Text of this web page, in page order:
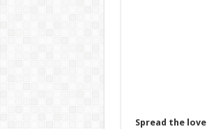
Spread the love